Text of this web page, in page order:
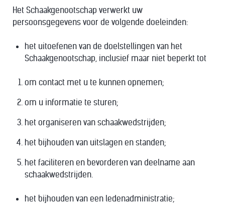
Het Schaakgenootschap verwerkt uw
persoonsgegevens voor de volgende doeleinden:
het uitoefenen van de doelstellingen van het
Schaakgenootschap, inclusief maar niet beperkt tot
om contact met u te kunnen opnemen;
om u informatie te sturen;
het organiseren van schaakwedstrijden;
het bijhouden van uitslagen en standen;
het faciliteren en bevorderen van deelname aan
schaakwedstrijden.
het bijhouden van een ledenadministratie;